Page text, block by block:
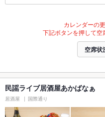
カレンダーの
下記ボタンを押して空
空席状
民謡ライブ居酒屋あかばなぁ
居酒屋 国際通り